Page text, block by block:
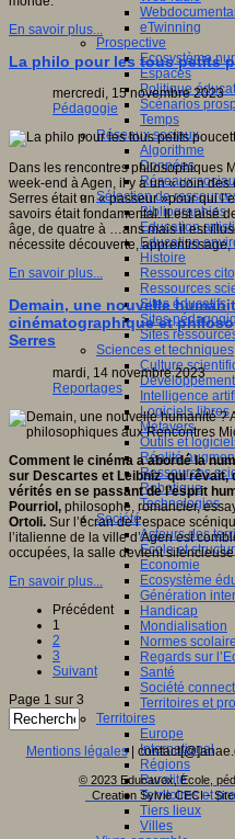
eTwinning
Prospective
Ecosystème
Espaces
Politique
Scénarios
Temps
Réseaux sociaux
Algorithme
Données
Réseaux
Sélection de
Bibliographies
Education
Education
Histoire
Ressources
Ressources
Sites éducatifs
Sites
Sites
Sciences et techniques
Culture
Intelligence
Logiciels libres
Métavers
Outils et
Réalité
Ressources
Robotique
Technologies
Société
Acteurs des
Ecole et
Economie
Ecosystème
Génération
Handicap
Mondialisation
Normes
Regards sur
Santé
Société
Territoires et
Territoires
Europe
International
Régions
Ruralité
Territoires et
Tiers lieux
Villes
En savoir plus...
La philo pour les tous petits
mercredi, 15 novembre 2023
Pédagogie
Dans les rencontres philosophiques
week-end à Agen, il y a un « coin des
Serres était un « passeur »pour qui
savoirs était fondamental. Il est aisé
âge, de quatre à …ans mais il est
nécessite découverte,
En savoir plus...
Demain, une nouvelle
cinématographique et
Serres
mardi, 14 novembre 2023
Reportages
Comment le cinéma a abordé la
sur Descartes et Leibniz qui rêvait,
vérités en se passant de l’esprit
Pourriol, philosophe, romancier,
Ortoli. Sur l’écran de l’espace
l’italienne de la ville d’Agen est
occupées, la salle devient
En savoir plus...
Précédent
1
2
3
Suivant
Page 1 sur 3
Mentions légales|
© 2023 Educavox, Ecole,
Creation Sylvie CECI -